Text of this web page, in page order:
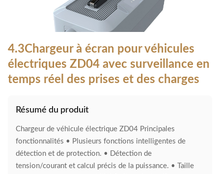
4.3Chargeur à écran pour véhicules
électriques ZD04 avec surveillance en
temps réel des prises et des charges
Résumé du produit
Chargeur de véhicule électrique ZD04 Principales
fonctionnalités • Plusieurs fonctions intelligentes de
détection et de protection. • Détection de
tension/courant et calcul précis de la puissance. • Taille